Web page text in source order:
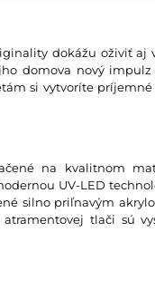
dokážu oživiť aj
domova nový
si vytvoríte
na kvalitnom
UV-LED
silno priľnavým
tlači sú